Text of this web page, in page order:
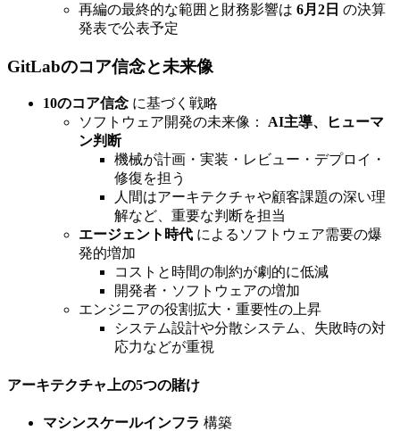
再編の最終的な範囲と財務影響は 6月2日 の決算
発表で公表予定
GitLabのコア信念と未来像
10のコア信念 に基づく戦略
ソフトウェア開発の未来像： AI主導、ヒューマ
ン判断
機械が計画・実装・レビュー・デプロイ・
修復を担う
人間はアーキテクチャや顧客課題の深い理
解など、重要な判断を担当
エージェント時代 によるソフトウェア需要の爆
発的増加
コストと時間の制約が劇的に低減
開発者・ソフトウェアの増加
エンジニアの役割拡大・重要性の上昇
システム設計や分散システム、失敗時の対
応力などが重視
アーキテクチャ上の5つの賭け
マシンスケールインフラ 構築